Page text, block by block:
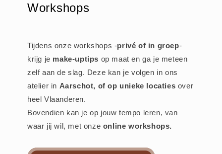
Workshops
Tijdens onze workshops -privé of in groep-
krijg je make-uptips op maat en ga je meteen
zelf aan de slag. Deze kan je volgen in ons
atelier in Aarschot, of op unieke locaties over
heel Vlaanderen.
Bovendien kan je op jouw tempo leren, van
waar jij wil, met onze online workshops.